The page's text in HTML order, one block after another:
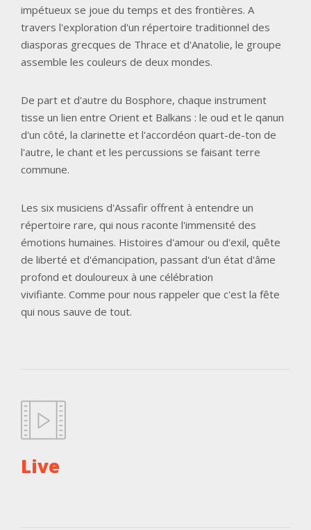
impétueux se joue du temps et des frontières. A
travers l'exploration d'un répertoire traditionnel des
diasporas grecques de Thrace et d'Anatolie, le groupe
assemble les couleurs de deux mondes.
De part et d'autre du Bosphore, chaque instrument
tisse un lien entre Orient et Balkans : le oud et le qanun
d'un côté, la clarinette et l'accordéon quart-de-ton de
l'autre, le chant et les percussions se faisant terre
commune.
Les six musiciens d'Assafir offrent à entendre un
répertoire rare, qui nous raconte l'immensité des
émotions humaines. Histoires d'amour ou d'exil, quête
de liberté et d'émancipation, passant d'un état d'âme
profond et douloureux à une célébration
vivifiante. Comme pour nous rappeler que c'est la fête
qui nous sauve de tout.
Live